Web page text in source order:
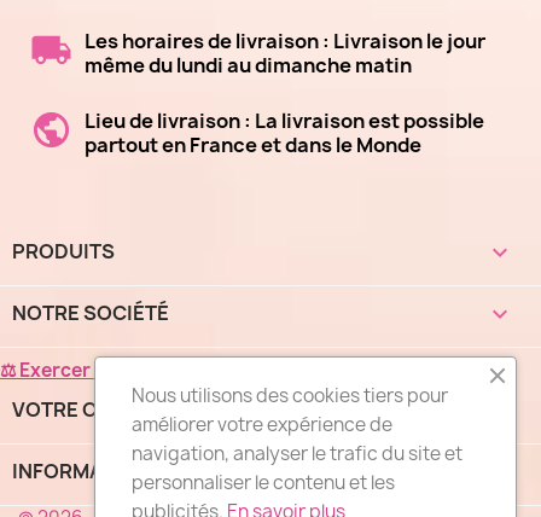
Les horaires de livraison : Livraison le jour
même du lundi au dimanche matin
Lieu de livraison : La livraison est possible
partout en France et dans le Monde
PRODUITS 
NOTRE SOCIÉTÉ 
⚖ Exercer mon droit de rétractation
VOTRE COMPTE
INFORMATIONS
Nous utilisons des cookies tiers pour
améliorer votre expérience de
navigation, analyser le trafic du site et
personnaliser le contenu et les
publicités. En savoir plus